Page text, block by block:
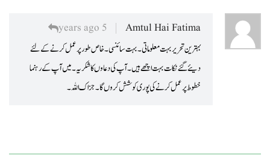
Amtul Hai Fatima
5 years ago
بہترین تحریر بہت معلوماتی۔ بہت سائنسی۔ خاص طور پر عمل کرنے کے لئے
دیئے گئے نکات بہت اچھے ہیں۔ آپ کی دعاوں کا شکریہ۔ میں آپ کے رہنما
خطوط پر عمل کرنے کی پوری کوشش کروں گا۔ جزاک اللہ۔